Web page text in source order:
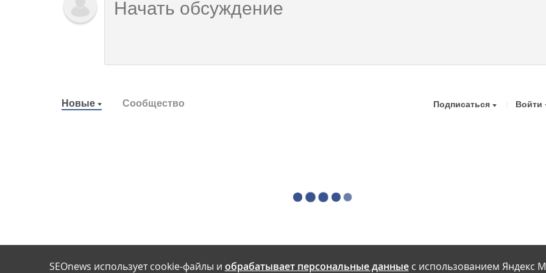
Новые Сообщество Подписаться Войти
SEOnews использует cookie-файлы и обрабатывает персональные данныес использованием Яндекс